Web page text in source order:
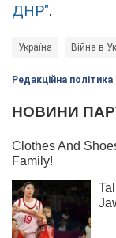
ДНР".
Україна Війна в
Редакційна політика